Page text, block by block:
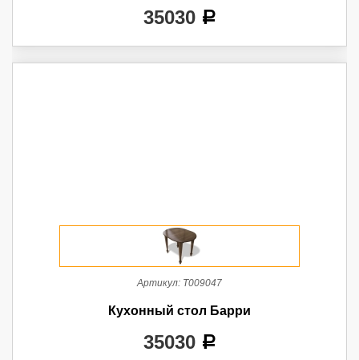
35030 a
Артикул: Т009047
Кухонный стол Барри
35030 a